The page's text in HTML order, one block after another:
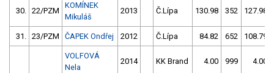
30. 22/PZM
KOMÍNEK
Mikuláš
2013 Č.Lípa 130.98 352 127.98
31. 23/PZM ČAPEK Ondřej 2012 Č.Lípa 84.82 652 108.79
VOLFOVÁ
Nela
2014 KK Brand 4.00 999 4.00